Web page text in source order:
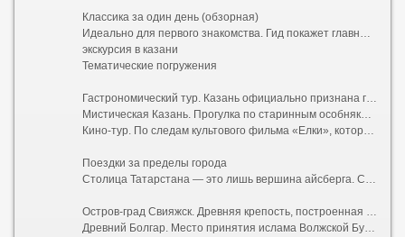
Классика за один день (обзорная)
Идеально для первого знакомства. Гид покажет главные символы города: Казанский Кремль с падающей башней Сююмбике и мечетью Кул-Шариф, пешеходную улицу Баумана, Старо-Татарскую слободу с ее расписными деревянными домами, озеро Кабан и театр имени Камала. Обычно такие туры включают дегустацию местного чая с чак-чаком.
экскурсия в казани
Тематические погружения
Гастрономический тур. Казань официально признана гастрономической столицей России. На такой экскурсии вас проведут по лучшим заведениям национальной кухни, научат отличать эчпочмак от перемяча и расскажут секреты приготовления идеального кыстыбыя.
Мистическая Казань. Прогулка по старинным особнякам с привидениями, купеческим усадьбам и местам силы. Вам расскажут о татарских духах (шурале и убыр), подземных ходах под Кремлем и проклятиях древних ханов.
Кино-тур. По следам культового фильма «Елки», который снимали в Иннополисе и Свияжске, или других картин, запечатлевших виды столицы Татарстана.
Поездки за пределы города
Столица Татарстана — это лишь вершина айсберга. Самые впечатляющие впечатления ждут за городской чертой:
Остров-град Свияжск. Древняя крепость, построенная войском Ивана Грозного за четыре недели. Сегодня это музей-заповедник с потрясающими фресками Успенского собора, входящего в список наследия ЮНЕСКО.
Древний Болгар. Место принятия ислама Волжской Булгарией. Величественные руины, Белая мечеть, напоминающая индийский Тадж-Махал, и Музей болгарской цивилизации.